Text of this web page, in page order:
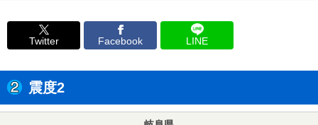
Twitter Facebook LINE
震度2